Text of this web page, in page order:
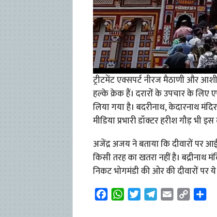
ट्रीटमेंट एक्सपर्ट नीरज मैठाणी और
हल्के क्रेक हैं। दरारों के उपचार के
लिया गया है। बदरीनाथ, केदारनाथ
मीडिया प्रभारी डॉक्टर हरीश गौड़
अजेंद्र अजय ने बताया कि दीवारों पर
किसी तरह का खतरा नहीं है। बद्रीनाथ
निकट भोगमंडी की ओर की दीवारों पर ये
W